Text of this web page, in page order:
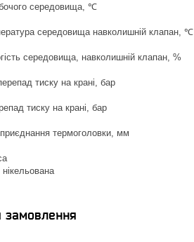
середовища, ℃
середовища навколишній клапан, ℃
середовища, навколишній клапан, %
тиску на крані, бар
тиску на крані, бар
термоголовки, мм
замовлення